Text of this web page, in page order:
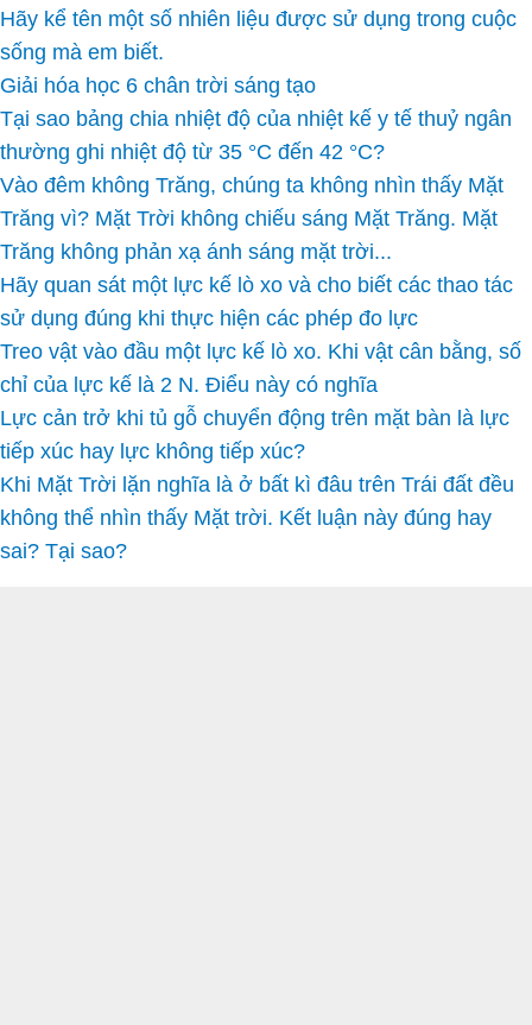
Hãy kể tên một số nhiên liệu được sử dụng trong cuộc
sống mà em biết.
Giải hóa học 6 chân trời sáng tạo
Tại sao bảng chia nhiệt độ của nhiệt kế y tế thuỷ ngân
thường ghi nhiệt độ từ 35 °C đến 42 °C?
Vào đêm không Trăng, chúng ta không nhìn thấy Mặt
Trăng vì? Mặt Trời không chiếu sáng Mặt Trăng. Mặt
Trăng không phản xạ ánh sáng mặt trời...
Hãy quan sát một lực kế lò xo và cho biết các thao tác
sử dụng đúng khi thực hiện các phép đo lực
Treo vật vào đầu một lực kế lò xo. Khi vật cân bằng, số
chỉ của lực kế là 2 N. Điểu này có nghĩa
Lực cản trở khi tủ gỗ chuyển động trên mặt bàn là lực
tiếp xúc hay lực không tiếp xúc?
Khi Mặt Trời lặn nghĩa là ở bất kì đâu trên Trái đất đều
không thể nhìn thấy Mặt trời. Kết luận này đúng hay
sai? Tại sao?